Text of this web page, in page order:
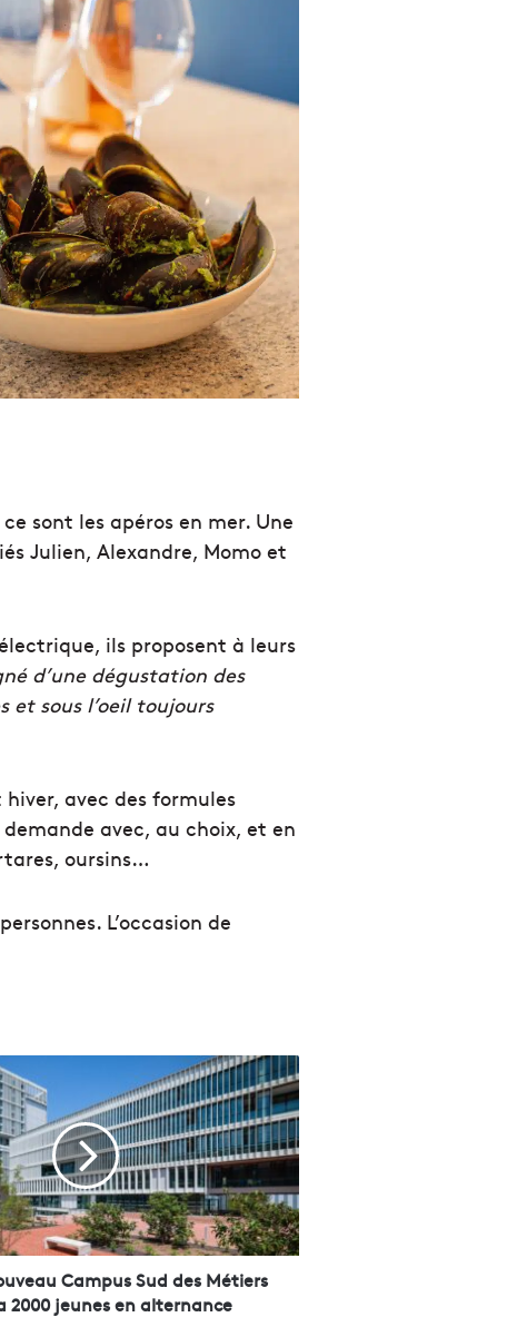
sont les apéros en mer. Une
Julien, Alexandre, Momo et
ils proposent à leurs
d’une dégustation des
et sous l’oeil toujours
avec des formules
avec, au choix, et en
oursins…
L’occasion de
Campus Sud des Métiers
2000 jeunes en alternance